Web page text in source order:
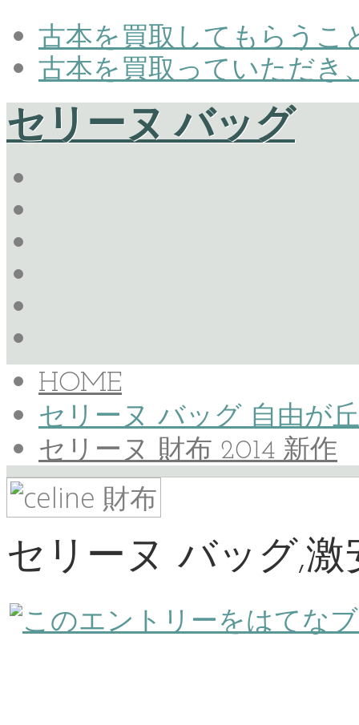
古本を買取してもらうこ
古本を買取っていただき
セリーヌ バッグ
HOME
セリーヌ バッグ 自由が丘
セリーヌ 財布 2014 新作
セリーヌ バッグ,激